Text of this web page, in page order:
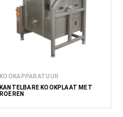
KOOKAPPARATUUR
KANTELBARE KOOKPLAAT MET
ROEREN